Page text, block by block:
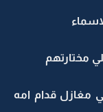
مختارتهم
مغازل قدام امه